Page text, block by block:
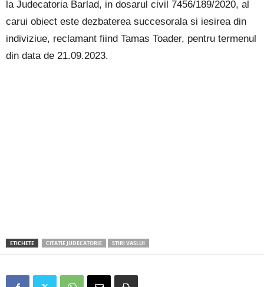
la Judecatoria Barlad, in dosarul civil 7456/189/2020, al
carui obiect este dezbaterea succesorala si iesirea din
indiviziue, reclamant fiind Tamas Toader, pentru termenul
din data de 21.09.2023.
ETICHETE CITATIE JUDECATORIE STIRI VASLUI